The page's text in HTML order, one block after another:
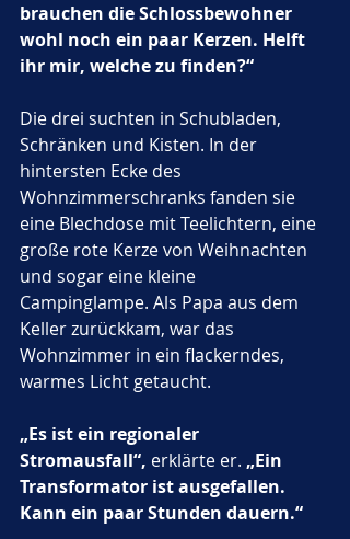
brauchen die Schlossbewohner
wohl noch ein paar Kerzen. Helft
ihr mir, welche zu finden?“
Die drei suchten in Schubladen,
Schränken und Kisten. In der
hintersten Ecke des
Wohnzimmerschranks fanden sie
eine Blechdose mit Teelichtern, eine
große rote Kerze von Weihnachten
und sogar eine kleine
Campinglampe. Als Papa aus dem
Keller zurückkam, war das
Wohnzimmer in ein flackerndes,
warmes Licht getaucht.
„Es ist ein regionaler
Stromausfall“, erklärte er. „Ein
Transformator ist ausgefallen.
Kann ein paar Stunden dauern.“